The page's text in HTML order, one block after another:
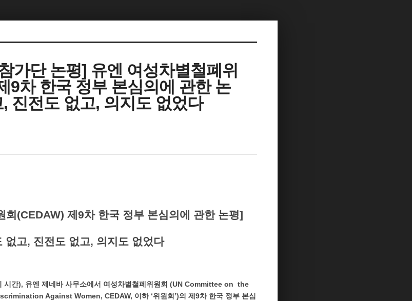
가단 논평] 유엔 여성차별철폐위
9차 한국 정부 본심의에 관한 논
진전도 없고, 의지도 없었다
회(CEDAW) 제9차 한국 정부 본심의에 관한 논평]
없고, 진전도 없고, 의지도 없었다
시간), 유엔 제네바 사무소에서 여성차별철폐위원회 (UN Committee on the
Against Women, CEDAW, 이하 ‘위원회’)의 제9차 한국 정부 본심